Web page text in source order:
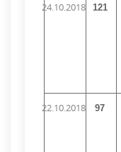
24.10.2018 121
22.10.2018 97